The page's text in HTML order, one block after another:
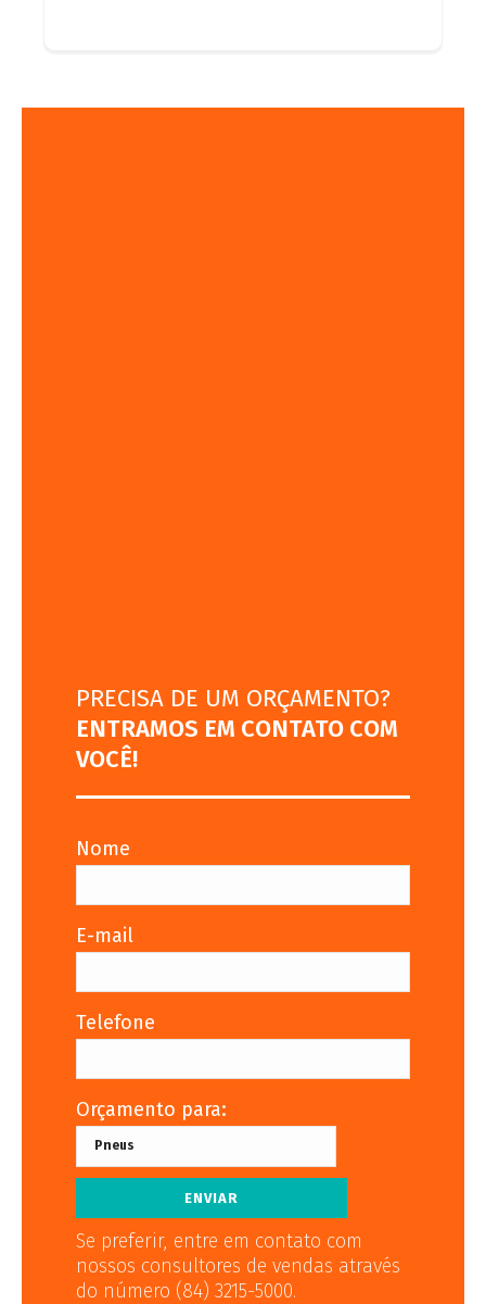
PRECISA DE UM ORÇAMENTO?
ENTRAMOS EM CONTATO COM
VOCÊ!
Nome
E-mail
Telefone
Orçamento para:
Se preferir, entre em contato com
nossos consultores de vendas através
do número (84) 3215-5000.